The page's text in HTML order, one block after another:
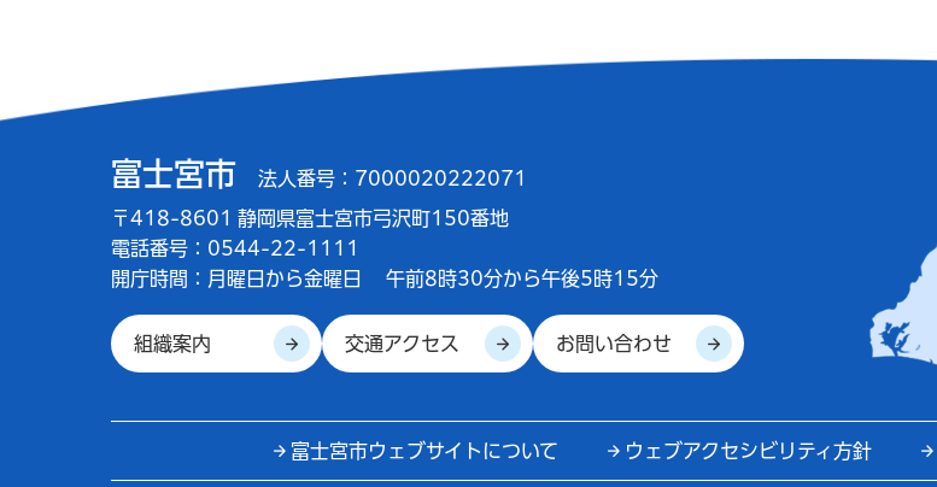
富士宮市 法人番号：7000020222071
〒418-8601 静岡県富士宮市弓沢町150番地
電話番号：0544-22-1111
開庁時間： 月曜日から金曜日 午前8時30分から午後5時15分
組織案内 交通アクセス お問い合わせ
富士宮市ウェブサイトについて ウェブアクセシビリティ方針